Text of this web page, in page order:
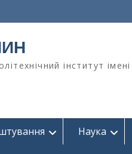
інститут
Наука